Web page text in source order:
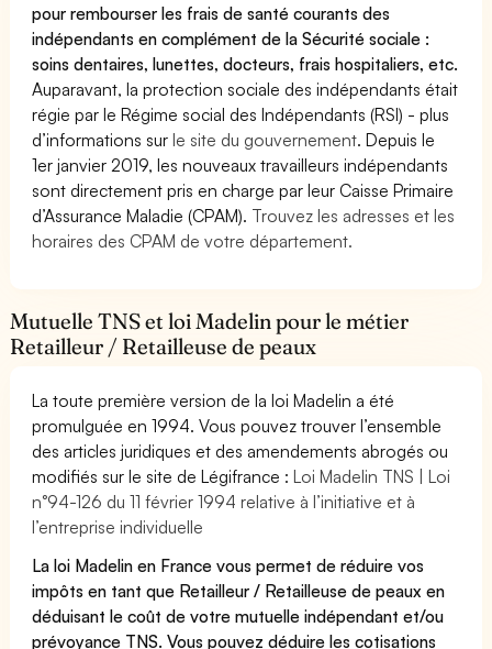
pour rembourser les frais de santé courants des
indépendants en complément de la Sécurité sociale :
soins dentaires, lunettes, docteurs, frais hospitaliers, etc.
Auparavant, la protection sociale des indépendants était
régie par le Régime social des Indépendants (RSI) - plus
d’informations surle site du gouvernement. Depuis le
1er janvier 2019, les nouveaux travailleurs indépendants
sont directement pris en charge par leur Caisse Primaire
d’Assurance Maladie (CPAM). Trouvez les adresses et les
horaires des CPAM de votre département.
Mutuelle TNS et loi Madelin pour le métier
Retailleur / Retailleuse de peaux
La toute première version de la loi Madelin a été
promulguée en 1994. Vous pouvez trouver l’ensemble
des articles juridiques et des amendements abrogés ou
modifiés sur le site de Légifrance :Loi Madelin TNS | Loi
n°94-126 du 11 février 1994 relative à l’initiative et à
l’entreprise individuelle
La loi Madelin en France vous permet de réduire vos
impôts en tant que Retailleur / Retailleuse de peaux en
déduisant le coût de votre mutuelle indépendant et/ou
prévoyance TNS. Vous pouvez déduire les cotisations